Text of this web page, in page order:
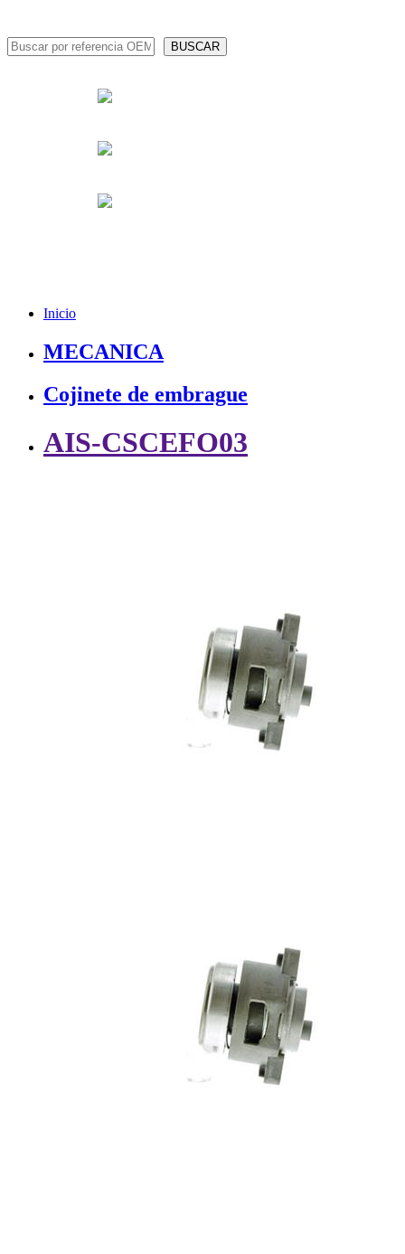
Inicio
MECANICA
Cojinete de embrague
AIS-CSCEFO03